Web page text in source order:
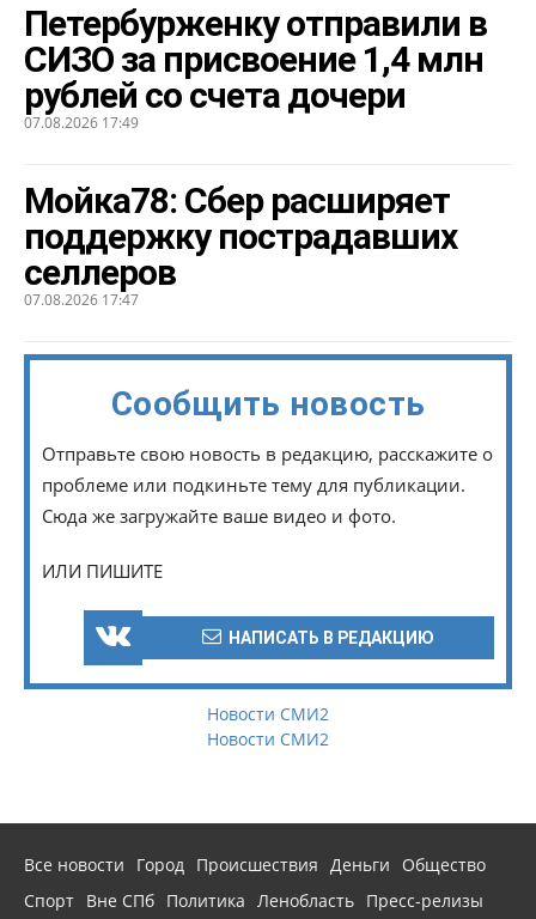
Петербурженку отправили в
СИЗО за присвоение 1,4 млн
рублей со счета дочери
07.08.2026 17:49
Мойка78: Сбер расширяет
поддержку пострадавших
селлеров
07.08.2026 17:47
Сообщить новость
Отправьте свою новость в редакцию, расскажите о
проблеме или подкиньте тему для публикации.
Сюда же загружайте ваше видео и фото.
ИЛИ ПИШИТЕ
НАПИСАТЬ В РЕДАКЦИЮ
Новости СМИ2
Новости СМИ2
Все новости Город Происшествия Деньги
Общество
Спорт Вне СПб Политика Ленобласть Пресс-релизы